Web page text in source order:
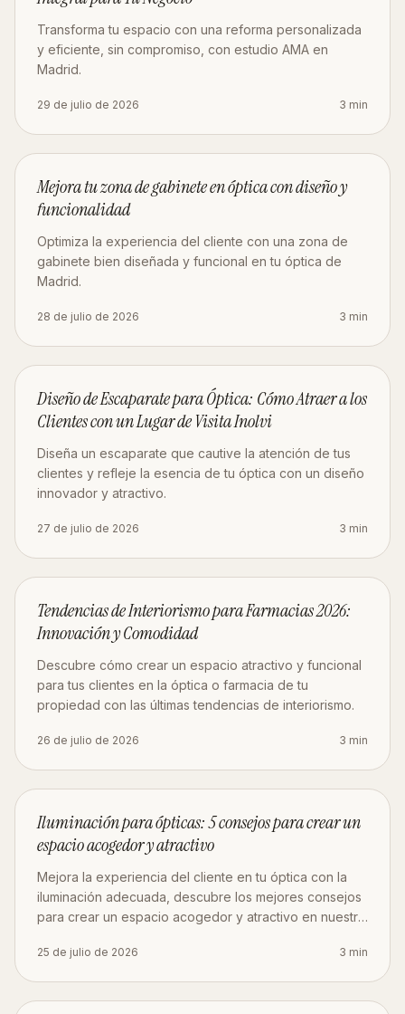
Transforma tu espacio con una reforma personalizada
y eficiente, sin compromiso, con estudio AMA en
Madrid.
29 de julio de 2026 3 min
Mejora tu zona de gabinete en óptica con diseño y
funcionalidad
Optimiza la experiencia del cliente con una zona de
gabinete bien diseñada y funcional en tu óptica de
Madrid.
28 de julio de 2026 3 min
Diseño de Escaparate para Óptica: Cómo Atraer a los
Clientes con un Lugar de Visita Inolvi
Diseña un escaparate que cautive la atención de tus
clientes y refleje la esencia de tu óptica con un diseño
innovador y atractivo.
27 de julio de 2026 3 min
Tendencias de Interiorismo para Farmacias 2026:
Innovación y Comodidad
Descubre cómo crear un espacio atractivo y funcional
para tus clientes en la óptica o farmacia de tu
propiedad con las últimas tendencias de interiorismo.
26 de julio de 2026 3 min
Iluminación para ópticas: 5 consejos para crear un
espacio acogedor y atractivo
Mejora la experiencia del cliente en tu óptica con la
iluminación adecuada, descubre los mejores consejos
para crear un espacio acogedor y atractivo en nuestro
25 de julio de 2026 3 min